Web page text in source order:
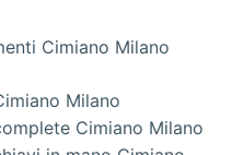
Milano
Cimiano Milano